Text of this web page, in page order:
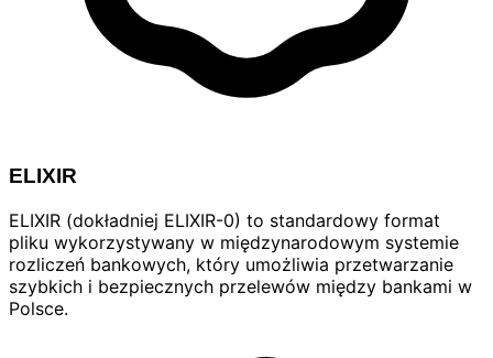
ELIXIR
ELIXIR (dokładniej ELIXIR-0) to standardowy format
pliku wykorzystywany w międzynarodowym systemie
rozliczeń bankowych, który umożliwia przetwarzanie
szybkich i bezpiecznych przelewów między bankami w
Polsce.